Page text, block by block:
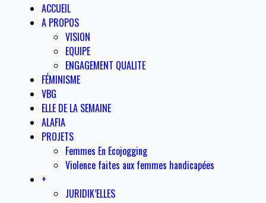
ACCUEIL
A PROPOS
VISION
EQUIPE
ENGAGEMENT QUALITE
FÉMINISME
VBG
ELLE DE LA SEMAINE
ALAFIA
PROJETS
Femmes En Ecojogging
Violence faites aux femmes handicapées
+
JURIDIK’ELLES